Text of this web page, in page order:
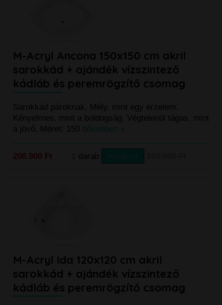
M-Acryl Ancona 150x150 cm akril
sarokkád + ajándék vízszintező
kádláb és peremrögzítő csomag
Sarokkád pároknak. Mély, mint egy érzelem.
Kényelmes, mint a boldogság. Végtelenül tágas, mint
a jövő. Méret: 150 bővebben »
208.900 Ft darab Kosárba
M-Acryl Ida 120x120 cm akril
sarokkád + ajándék vízszintező
kádláb és peremrögzítő csomag